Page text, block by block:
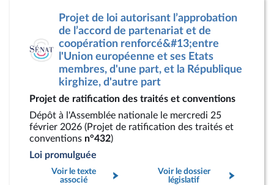
Projet de loi autorisant l’approbation
de l’accord de partenariat et de
coopération renforcé&#13;entre
l'Union européenne et ses Etats
membres, d'une part, et la République
kirghize, d'autre part
Projet de ratification des traités et conventions
Dépôt à l'Assemblée nationale le mercredi 25
février 2026 (Projet de ratification des traités et
conventions n°432)
Loi promulguée
Voir le texte
associé
Voir le dossier
législatif